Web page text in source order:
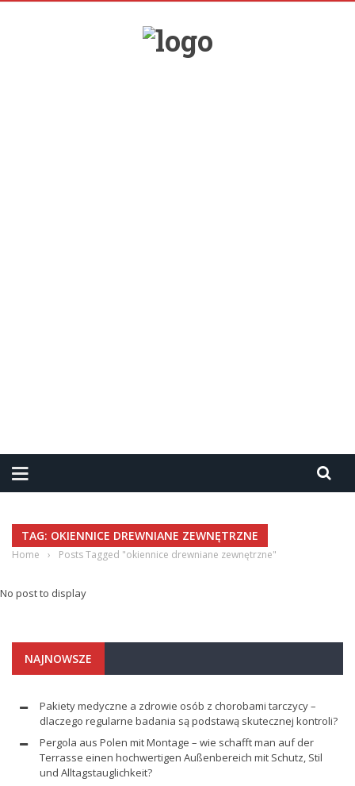
TAG: OKIENNICE DREWNIANE ZEWNĘTRZNE
Home › Posts Tagged "okiennice drewniane zewnętrzne"
No post to display
NAJNOWSZE
Pakiety medyczne a zdrowie osób z chorobami tarczycy –
dlaczego regularne badania są podstawą skutecznej kontroli?
Pergola aus Polen mit Montage – wie schafft man auf der
Terrasse einen hochwertigen Außenbereich mit Schutz, Stil
und Alltagstauglichkeit?